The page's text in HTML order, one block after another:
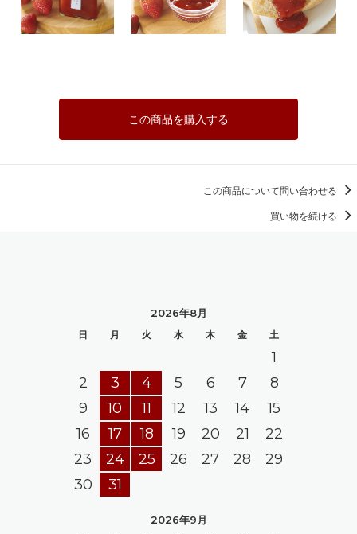
この商品を購入する
この商品について問い合わせる
買い物を続ける
2026年8月
日 月 火 水 木 金 土
1
2
3 4 5 6 7
8
9
10 11 12 13 14
15
16
17 18 19 20 21
22
23
24 25 26 27 28
29
30
31
2026年9月